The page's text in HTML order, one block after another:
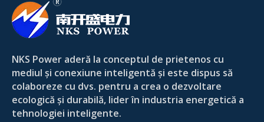
NKS Power aderă la conceptul de prietenos cu
mediul și conexiune inteligentă și este dispus să
colaboreze cu dvs. pentru a crea o dezvoltare
ecologică și durabilă, lider în industria energetică a
tehnologiei inteligente.